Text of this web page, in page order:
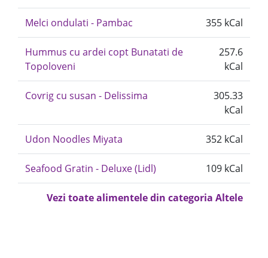
Melci ondulati - Pambac 355 kCal
Hummus cu ardei copt Bunatati de
Topoloveni
257.6
kCal
Covrig cu susan - Delissima
305.33
kCal
Udon Noodles Miyata 352 kCal
Seafood Gratin - Deluxe (Lidl) 109 kCal
Vezi toate alimentele din categoria Altele